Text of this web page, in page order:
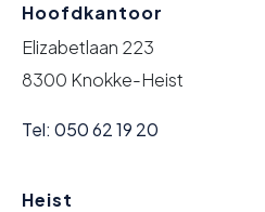
Hoofdkantoor
Elizabetlaan 223
8300 Knokke-Heist
Tel: 050 62 19 20
Heist